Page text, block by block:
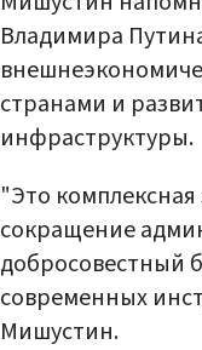
Владимира
странами и
инфраструктуры.
"Это
сокращение
добросовестный
современных
Мишустин.